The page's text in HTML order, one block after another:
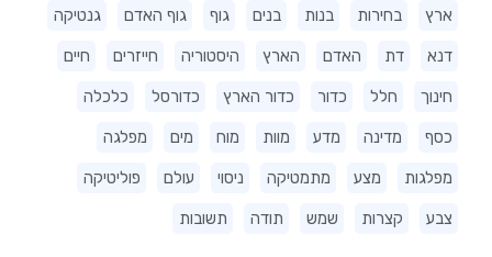
ארץ בחירות בנות בנים גוף גוף האדם גנטיקה
דנא דת האדם הארץ היסטוריה חייזרים חיים
חינוך חלל כדור כדור הארץ כדורסל כלכלה
כסף מדינה מדע מוות מוח מים מפלגה
מפלגות מצע מתמטיקה ניסוי עולם פוליטיקה
צבע קצרות שמש תודה תשובות